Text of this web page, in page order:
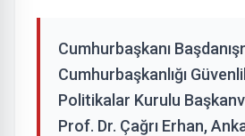
Cumhurbaşkanı
Cumhurbaşkanlığı
Politikalar Kurulu
Prof. Dr. Çağrı Erhan,